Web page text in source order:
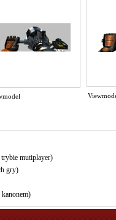
mutiplayer)
gry)
kanonem)